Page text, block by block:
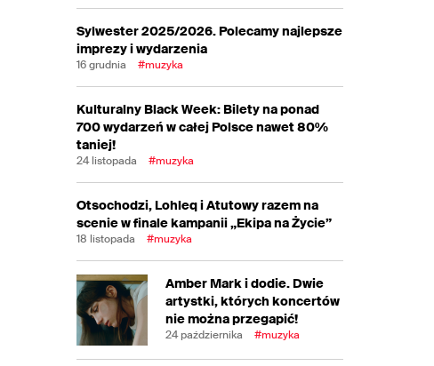
Sylwester 2025/2026. Polecamy najlepsze
imprezy i wydarzenia
16 grudnia #muzyka
Kulturalny Black Week: Bilety na ponad
700 wydarzeń w całej Polsce nawet 80%
taniej!
24 listopada #muzyka
Otsochodzi, Lohleq i Atutowy razem na
scenie w finale kampanii „Ekipa na Życie”
18 listopada #muzyka
Amber Mark i dodie. Dwie
artystki, których koncertów
nie można przegapić!
24 października #muzyka